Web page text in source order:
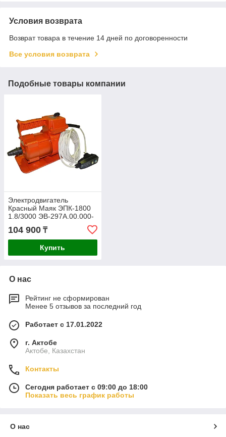
Условия возврата
Возврат товара в течение 14 дней по договоренности
Все условия возврата
Подобные товары компании
Электродвигатель
Красный Маяк ЭПК-1800
1.8/3000 ЭВ-297А.00.000-
104 900 ₸
Купить
О нас
Рейтинг не сформирован
Менее 5 отзывов за последний год
Работает с 17.01.2022
г. Актобе
Актобе, Казахстан
Контакты
Сегодня работает с 09:00 до 18:00
Показать весь график работы
О нас